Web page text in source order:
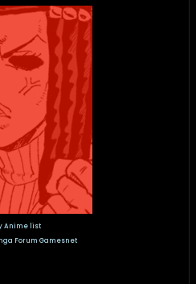
Anime list
Forum Gamesnet